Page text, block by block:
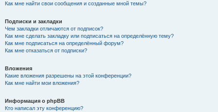
Как мне найти свои сообщения и созданные мной темы?
Подписки и закладки
Чем закладки отличаются от подписок?
Как мне сделать закладку или подписаться на определённую тему?
Как мне подписаться на определённый форум?
Как мне отказаться от подписки?
Вложения
Какие вложения разрешены на этой конференции?
Как мне найти мои вложения?
Информация о phpBB
Кто написал эту конференцию?